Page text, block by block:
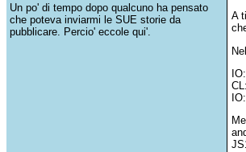
Un po' di tempo dopo qualcuno ha pensato
che poteva inviarmi le SUE storie da
pubblicare. Percio' eccole qui'.
A